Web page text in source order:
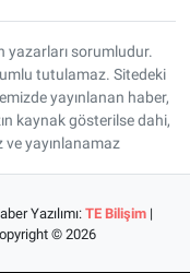
yazarları sorumludur.
tutulamaz. Sitedeki
yayınlanan haber,
kaynak gösterilse dahi,
yayınlanamaz
Yazılımı:TE Bilişim |
© 2026